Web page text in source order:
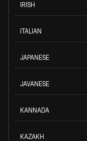
IRISH
ITALIAN
JAPANESE
JAVANESE
KANNADA
KAZAKH